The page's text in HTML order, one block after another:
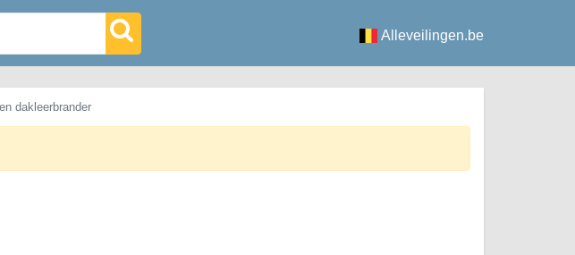
Alleveilingen.be
dakleerbrander